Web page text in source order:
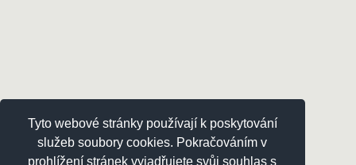
Tyto webové stránky používají k poskytování
služeb soubory cookies. Pokračováním v
prohlížení stránek vyjadřujete svůj souhlas s